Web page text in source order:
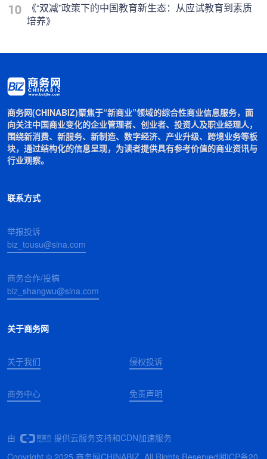
《“双减”政策下的中国教育新生态：从应试教育到素质
培养》
商务网(CHINABIZ)聚焦于“新商业”领域的综合性商业信息服务，面
向关注中国商业变化的企业管理者、创业者、投资人及职业经理人，
围绕新消费、新服务、新制造、数字经济、产业升级、跨境业务等板
块，通过结构化的信息呈现，为读者提供具有参考价值的商业资讯与
行业观察。
联系方式
举报投诉
biz_tousu@sina.com
商务合作/投稿
biz_shangwu@sina.com
关于商务网
关于我们 侵权投诉
商务中心 免责声明
由
提供云服务支持和CDN加速服务